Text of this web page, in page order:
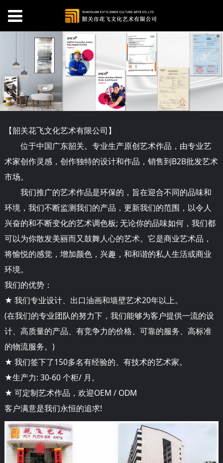
【韶关花飞文化艺术有限公司】
位于中国广东韶关。专业生产原创艺术作品，由专业艺
术家创作灵感，创作独特的设计和作品，销售到B2B批发艺术
市场。
我们推广的艺术作品是环保的，旨在迎合不同的品味和
环境，我们不断监测我们的产品，更新我们的范围，以令人
兴奋的和不断变化的艺术调色板; 无论你的品味如何，我们都
可以为你散发美丽而又鼓舞人心的艺术。它是商业艺术品，
将愉悦的感觉，增加颜色，兴趣，和和谐的私人生活或商业
环境。
我们的优势：
★ 我们专业设计、出口油画和墙壁艺术20年以上。
(在我们的专业团队的努力下，我们能够为客户提供一流的设
计、高质量的产品、有竞争力的价格、可靠的服务、高标准
的物流服务。)
★ 我们签下了150多名有经验的、有技术的艺术家。
★生产力: 30-60 个柜/ 月。
★ 可定制艺术作品，欢迎OEM / ODM
客户满意是我们永恒的追求!